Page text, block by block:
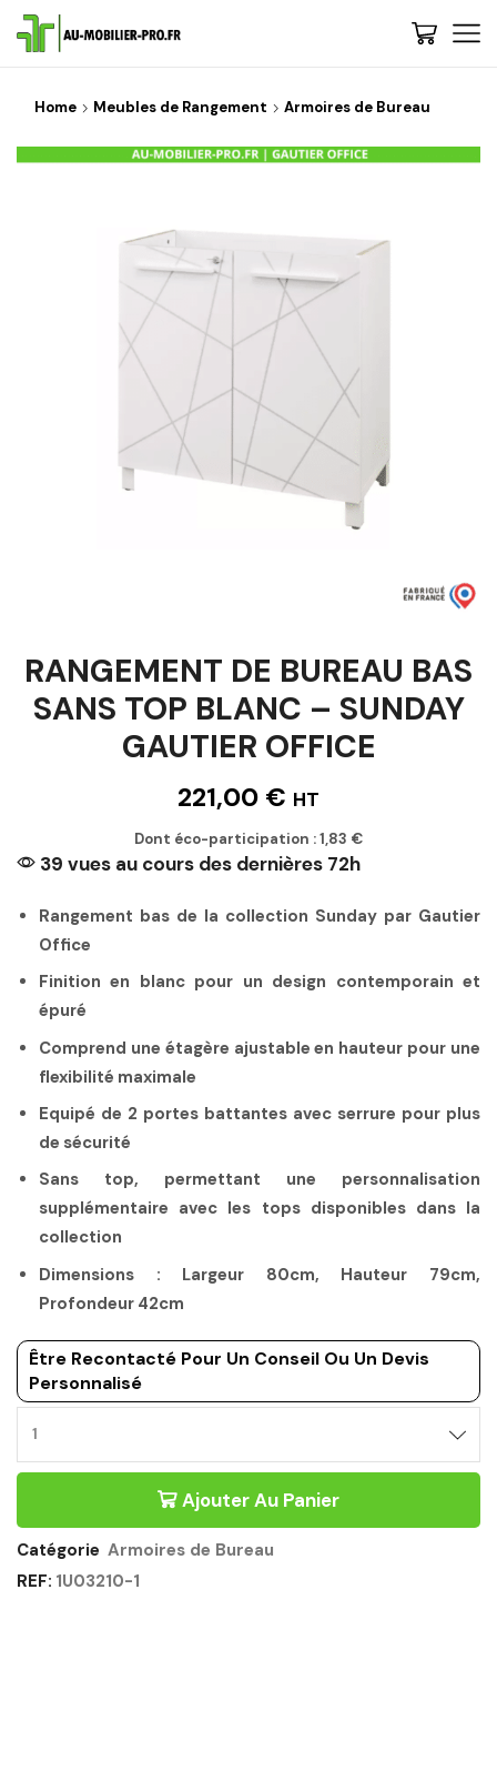
Home Meubles de Rangement Armoires de Bureau
RANGEMENT DE BUREAU BAS
SANS TOP BLANC – SUNDAY
GAUTIER OFFICE
221,00 € HT
Dont éco-participation :1,83 €
39 vues au cours des dernières 72h
Rangement bas de la collection Sunday par Gautier
Office
Finition en blanc pour un design contemporain et
épuré
Comprend une étagère ajustable en hauteur pour une
flexibilité maximale
Equipé de 2 portes battantes avec serrure pour plus
de sécurité
Sans top, permettant une personnalisation
supplémentaire avec les tops disponibles dans la
collection
Dimensions : Largeur 80cm, Hauteur 79cm,
Profondeur 42cm
Être Recontacté Pour Un Conseil Ou Un Devis
Personnalisé
DE
BAS
TOP
Ajouter Au Panier
Catégorie Armoires de Bureau
REF: 1U03210-1